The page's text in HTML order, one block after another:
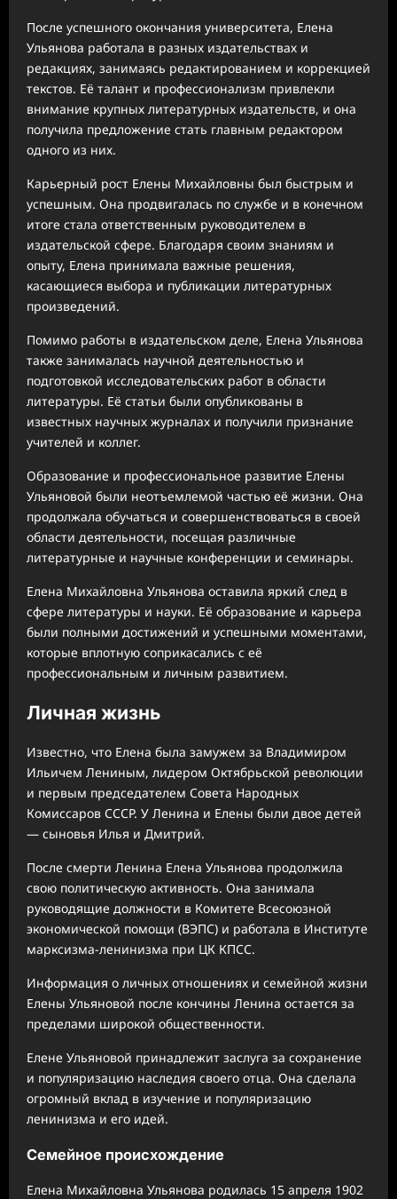
После успешного окончания университетa, Елена
Ульянова работала в разных издательствах и
редакциях, занимаясь редактированием и коррекцией
текстов. Её талант и профессионализм привлекли
внимание крупных литературных издательств, и она
получила предложение стать главным редактором
одного из них.
Карьерный рост Елены Михайловны был быстрым и
успешным. Она продвигалась по службе и в конечном
итоге стала ответственным руководителем в
издательской сфере. Благодаря своим знаниям и
опыту, Елена принимала важные решения,
касающиеся выбора и публикации литературных
произведений.
Помимо работы в издательском деле, Елена Ульянова
также занималась научной деятельностью и
подготовкой исследовательских работ в области
литературы. Её статьи были опубликованы в
известных научных журналах и получили признание
учителей и коллег.
Образование и профессиональное развитие Елены
Ульяновой были неотъемлемой частью её жизни. Она
продолжала обучаться и совершенствоваться в своей
области деятельности, посещая различные
литературные и научные конференции и семинары.
Елена Михайловна Ульянова оставила яркий след в
сфере литературы и науки. Её образование и карьера
были полными достижений и успешными моментами,
которые вплотную соприкасались с её
профессиональным и личным развитием.
Личная жизнь
Известно, что Елена была замужем за Владимиром
Ильичем Лениным, лидером Октябрьской революции
и первым председателем Совета Народных
Комиссаров СССР. У Ленина и Елены были двое детей
— сыновья Илья и Дмитрий.
После смерти Ленина Елена Ульянова продолжила
свою политическую активность. Она занимала
руководящие должности в Комитете Всесоюзной
экономической помощи (ВЭПС) и работала в Институте
марксизма-ленинизма при ЦК КПСС.
Информация о личных отношениях и семейной жизни
Елены Ульяновой после кончины Ленина остается за
пределами широкой общественности.
Елене Ульяновой принадлежит заслуга за сохранение
и популяризацию наследия своего отца. Она сделала
огромный вклад в изучение и популяризацию
ленинизма и его идей.
Семейное происхождение
Елена Михайловна Ульянова родилась 15 апреля 1902